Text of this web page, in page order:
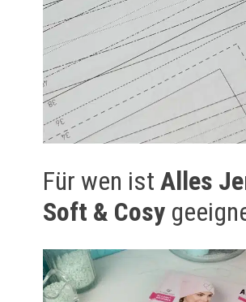
Für wen ist Alles
Soft & Cosy